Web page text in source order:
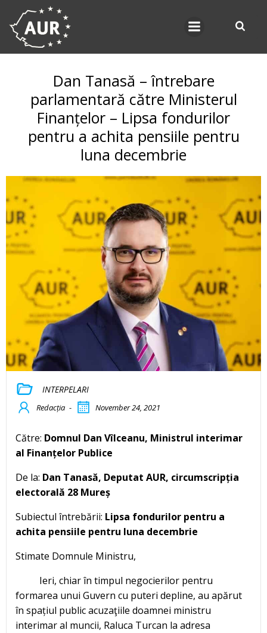
Dan Tanasă – întrebare
parlamentară către Ministerul
Finanțelor – Lipsa fondurilor
pentru a achita pensiile pentru
luna decembrie
INTERPELARI
Redacția - November 24, 2021
Către: Domnul Dan Vîlceanu, Ministrul interimar
al Finanțelor Publice
De la: Dan Tanasă, Deputat AUR, circumscripția
electorală 28 Mureș
Subiectul întrebării: Lipsa fondurilor pentru a
achita pensiile pentru luna decembrie
Stimate Domnule Ministru,
Ieri, chiar în timpul negocierilor pentru
formarea unui Guvern cu puteri depline, au apărut
în spațiul public acuzaţiile doamnei ministru
interimar al muncii, Raluca Turcan la adresa